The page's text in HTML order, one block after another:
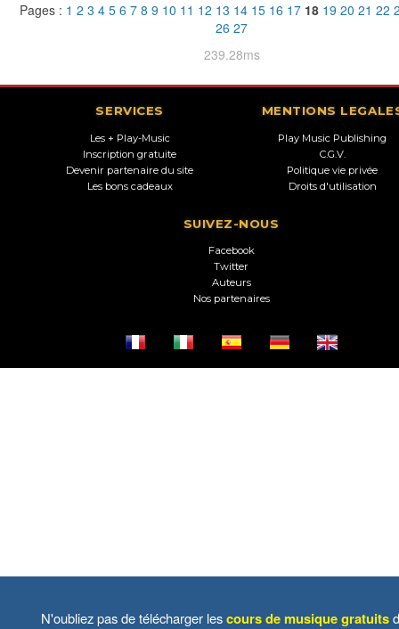
Pages : 1 2 3 4 5 6 7 8 9 10 11 12 13 14 15 16 17 18 19 20 21 22
26 27
239.28ms
SERVICES
Les + Play-Music
Inscription gratuite
Devenir partenaire du site
Les bons cadeaux
MENTIONS
Play Music Publishing
C.G.V.
Politique vie privée
Droits d'utilisation
SUIVEZ-NOUS
Facebook
Twitter
Auteurs
Nos partenaires
N'oubliez pas de télécharger lescours de musique gratuits